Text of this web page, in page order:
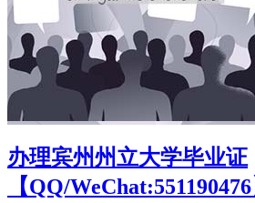
办理宾州州立大学毕业证
【QQ/